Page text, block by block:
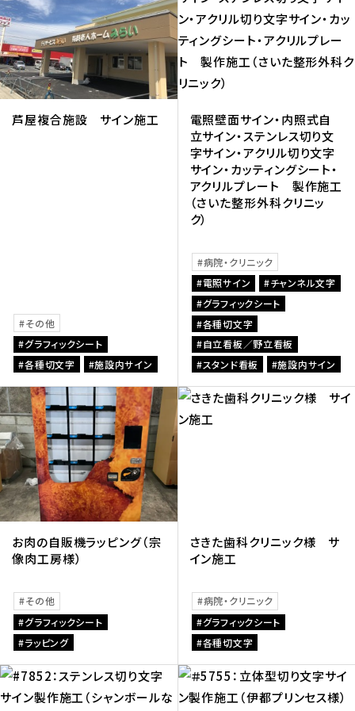
芦屋複合施設 サイン施工
その他
グラフィックシート
各種切文字
施設内サイン
電照壁面サイン・内照式自
立サイン・ステンレス切り文
字サイン・アクリル切り文字
サイン・カッティングシート・
アクリルプレート 製作施工
（さいた整形外科クリニッ
ク）
病院・クリニック
電照サイン
チャンネル文字
グラフィックシート
各種切文字
自立看板／野立看板
スタンド看板
施設内サイン
お肉の自販機ラッピング（宗
像肉工房様）
その他
グラフィックシート
ラッピング
さきた歯科クリニック様 サ
イン施工
病院・クリニック
グラフィックシート
各種切文字